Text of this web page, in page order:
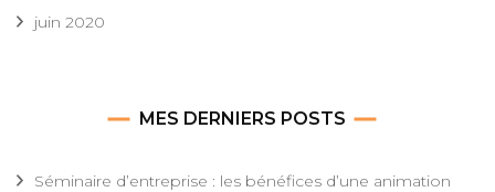
juin 2020
MES DERNIERS POSTS
Séminaire d’entreprise : les bénéfices d’une animation